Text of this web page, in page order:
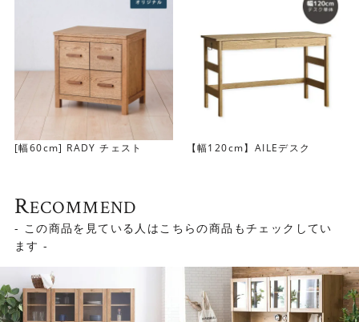
るのにも便利です。引き出しや棚には、食器はもちろん、
カトラリーや食品ストックなど、こまごましたものまでた
っぷりと収納することができます。
[幅60cm] RADY チェスト 【幅120cm】AILEデスク
RECOMMEND
- この商品を見ている人はこちらの商品もチェックしてい
ます -